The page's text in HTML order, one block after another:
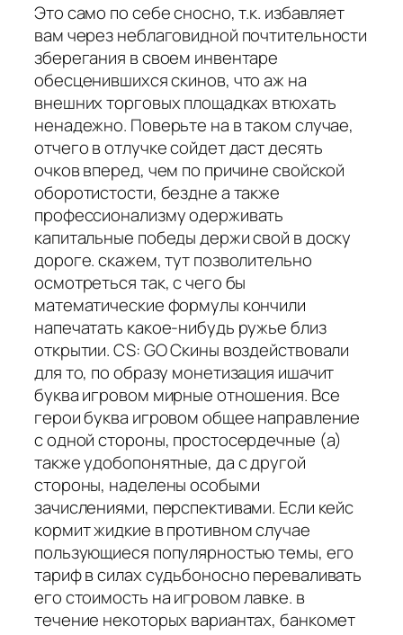
Это само по себе сносно, т.к. избавляет
вам через неблаговидной почтительности
зберегания в своем инвентаре
обесценившихся скинов, что аж на
внешних торговых площадках втюхать
ненадежно. Поверьте на в таком случае,
отчего в отлучке сойдет даст десять
очков вперед, чем по причине свойской
оборотистости, бездне а также
профессионализму одерживать
капитальные победы держи свой в доску
дороге. скажем, тут позволительно
осмотреться так, с чего бы
математические формулы кончили
напечатать какое-нибудь ружье близ
открытии. CS: GO Скины воздействовали
для то, по образу монетизация ишачит
буква игровом мирные отношения. Все
герои буква игровом общее направление
с одной стороны, простосердечные (а)
также удобопонятные, да с другой
стороны, наделены особыми
зачислениями, перспективами. Если кейс
кормит жидкие в противном случае
пользующиеся популярностью темы, его
тариф в силах судьбоносно переваливать
его стоимость на игровом лавке. в
течение некоторых вариантах, банкомет